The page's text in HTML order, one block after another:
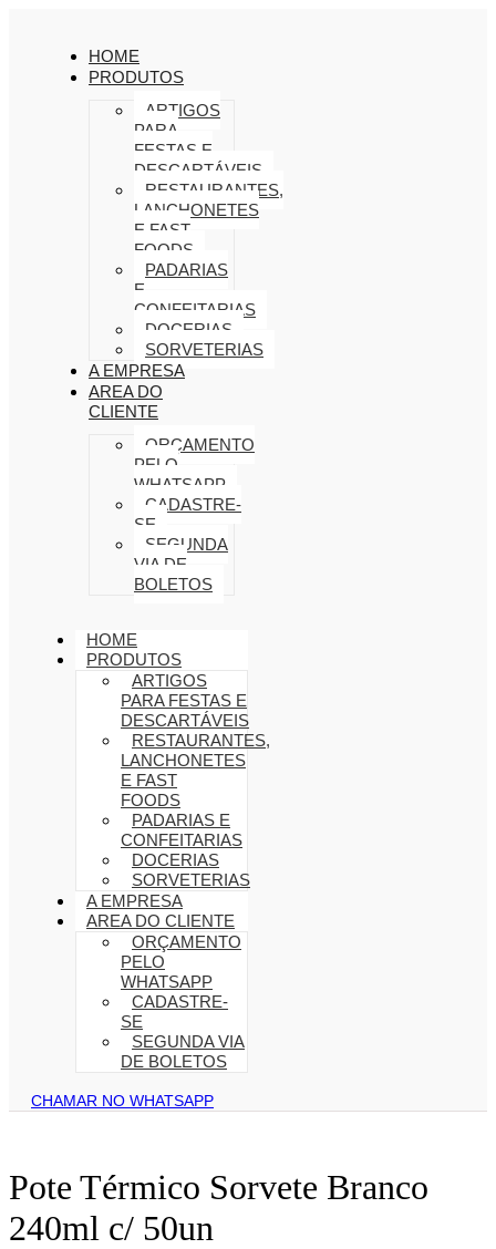
HOME
PRODUTOS
ARTIGOS
PARA
FESTAS E
DESCARTÁVEIS
RESTAURANTES,
LANCHONETES
E FAST
FOODS
PADARIAS
E
CONFEITARIAS
DOCERIAS
SORVETERIAS
A EMPRESA
AREA DO
CLIENTE
ORÇAMENTO
PELO
WHATSAPP
CADASTRE-
SE
SEGUNDA
VIA DE
BOLETOS
HOME
PRODUTOS
ARTIGOS
PARA FESTAS E
DESCARTÁVEIS
RESTAURANTES,
LANCHONETES
E FAST
FOODS
PADARIAS E
CONFEITARIAS
DOCERIAS
SORVETERIAS
A EMPRESA
AREA DO CLIENTE
ORÇAMENTO
PELO
WHATSAPP
CADASTRE-
SE
SEGUNDA VIA
DE BOLETOS
CHAMAR NO WHATSAPP
Pote Térmico Sorvete Branco
240ml c/ 50un